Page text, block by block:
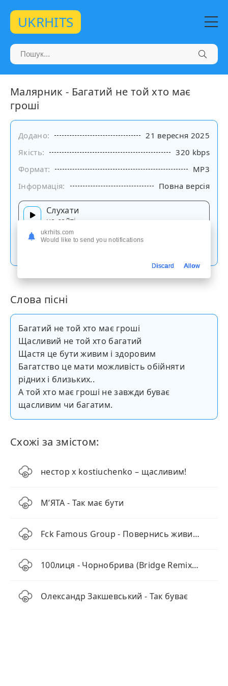
UKRHITS
Малярник - Багатий не той хто має
гроші
Додано:
21 вересня 2025
Якість:
320 kbps
Формат:
MP3
Інформація:
Повна версія
Слухати
на сайті
Скачати пісню
Слова пісні
Багатий не той хто має гроші
Щасливий не той хто багатий
Щастя це бути живим і здоровим
Багатство це мати можливість обійняти
рідних і близьких..
А той хто має гроші не завжди буває
щасливим чи багатим.
Схожі за змістом:
нестор x kostiuchenko – щасливим!
МʼЯТА - Так має бути
Fck Famous Group - Повернись живим (feat. Nord Division, Silver Squad)
100лиця - Чорнобрива (Bridge Remix 2025)
Олександр Закшевський - Так буває
ukrhits.com
Would like to send you notifications
Discard Allow